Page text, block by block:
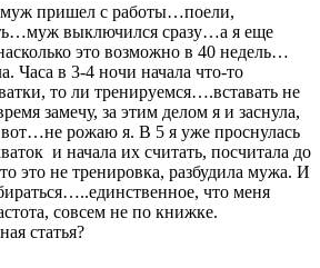
пришел с работы…поели,
выключился сразу…а я еще
это возможно в 40 недель…
Часа в 3-4 ночи начала что-то
то ли тренируемся….вставать не
замечу, за этим делом я и заснула,
рожаю я. В 5 я уже проснулась
и начала их считать, посчитала до
это не тренировка, разбудила мужа. И
что меня
совсем не по книжке.
статья?